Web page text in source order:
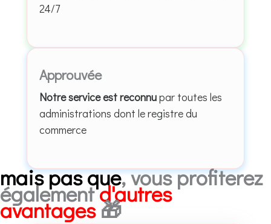
24/7
Approuvée
Notre service est reconnupar toutes les
administrations dont le registre du
commerce
mais pas que, vous profiterez
égalementd'autres
avantages🎁